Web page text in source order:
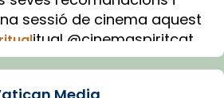
sessió de cinema aquest
itual @cinemaspiritcat
amb IA (OpenAI)